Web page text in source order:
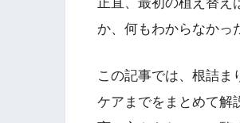
正直、最初の植え替
か、何もわからなかっ
この記事では、根詰ま
ケアまでをまとめて解